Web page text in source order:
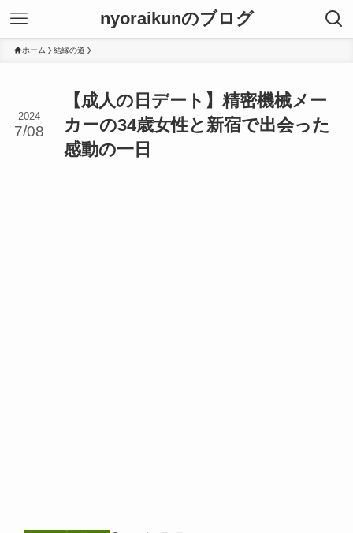
nyoraikunのブログ
ホーム 結縁の道
【成人の日デート】精密機械メー
カーの34歳女性と新宿で出会った
感動の一日
2024
7/08